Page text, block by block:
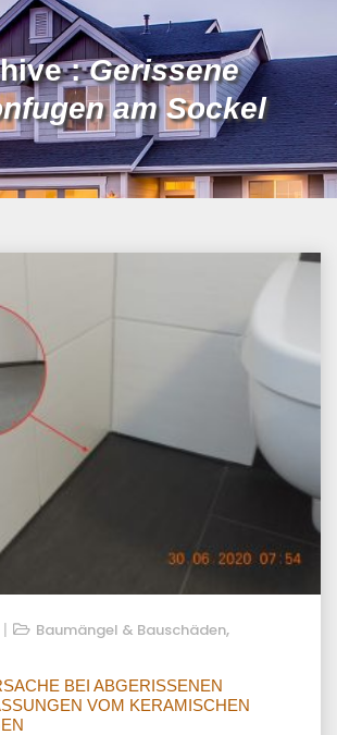
:Gerissene
am Sockel
Baumängel & Bauschäden,
BEI ABGERISSENEN
VOM KERAMISCHEN